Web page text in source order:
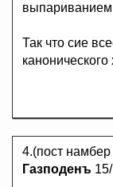
выпариванием
Так что сие
канонического
4.(пост
Газподенъ